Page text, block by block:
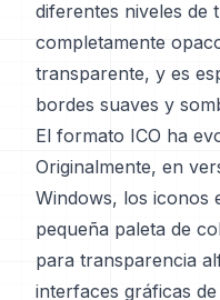
diferentes niveles de
completamente
transparente, y es
bordes suaves y
El formato ICO ha
Originalmente, en
Windows, los iconos
pequeña paleta de
para transparencia
interfaces gráficas